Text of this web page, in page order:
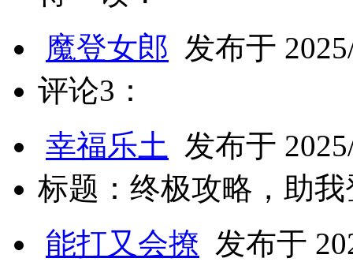
魔登女郎 发布于
评论3：
幸福乐土
发布于
标题：终极攻略，助
能打又会撩 发布于